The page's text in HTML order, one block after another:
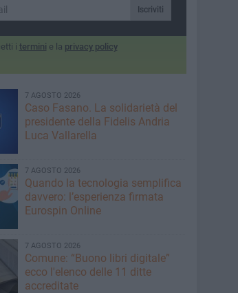
dal
di
Iscriviti
i termini e la privacy policy
7 AGOSTO 2026
Caso Fasano. La solidarietà del
presidente della Fidelis Andria
Luca Vallarella
7 AGOSTO 2026
Quando la tecnologia semplifica
davvero: l’esperienza firmata
Eurospin Online
7 AGOSTO 2026
Comune: “Buono libri digitale”
ecco l'elenco delle 11 ditte
accreditate